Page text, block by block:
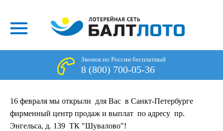
Звонок по России бесплатный
8 (800) 700-05-36
16 февраля мы открыли для Вас в Санкт-Петербурге
фирменный центр продаж и выплат по адресу пр.
Энгельса, д. 139 ТК "Шувалово"!